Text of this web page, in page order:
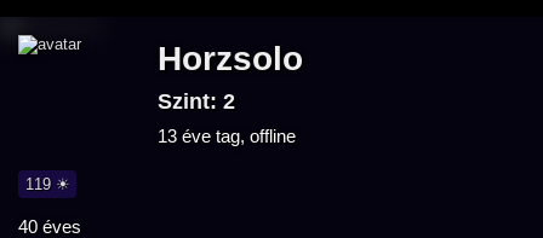
Horzsolo
Szint: 2
13 éve tag, offline
119 ☀
40 éves